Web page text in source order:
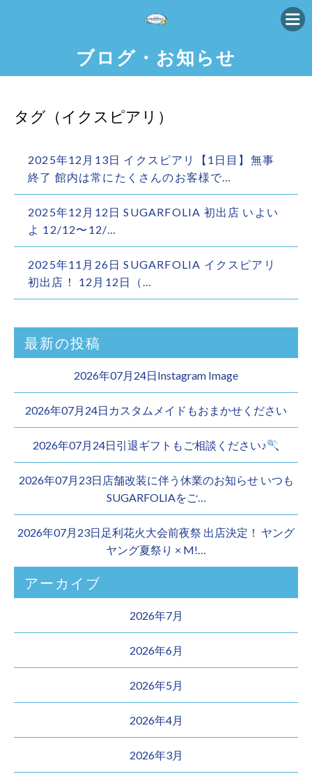
ブログ・お知らせ
タグ（イクスピアリ）
2025年12月13日 イクスピアリ【1日目】無事
終了 館内は常にたくさんのお客様で…
2025年12月12日 SUGARFOLIA 初出店 いよい
よ 12/12〜12/…
2025年11月26日 SUGARFOLIA イクスピアリ
初出店！ 12月12日（…
最新の投稿
2026年07月24日Instagram Image
2026年07月24日カスタムメイドもおまかせください︎
2026年07月24日引退ギフトもご相談ください♪
2026年07月23日店舗改装に伴う休業のお知らせ いつも
SUGARFOLIAをご…
2026年07月23日足利花火大会前夜祭 出店決定！ ヤング
ヤング夏祭り × M!…
アーカイブ
2026年7月
2026年6月
2026年5月
2026年4月
2026年3月